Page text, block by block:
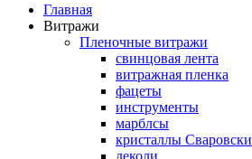
Главная
Витражи
Пленочные витражи
свинцовая лента
витражная пленка
фацеты
инструменты
марблсы
кристаллы Сваровски
деколи